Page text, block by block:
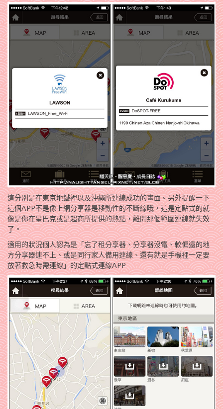
這分別是在東京地鐵裡以及沖繩所連線成功的畫面。另外提醒一下
這個APP不是像上網分享器是移動性的不斷線哦，這是定點式的就
像是你在星巴克或是超商所提供的熱點，離開那個範圍連線就失效
了。
適用的狀況個人認為是「忘了租分享器、分享器沒電、較偏遠的地
方分享器連不上、或是同行家人備用連線、還有就是手機裡一定要
放著救急時需連線」的定點式連線APP